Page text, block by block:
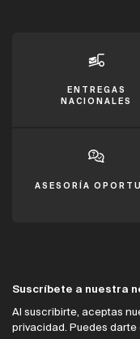
ENTREGAS
NACIONALES
ASESORÍA
Suscríbete a nuestra
Al suscribirte, aceptas
privacidad. Puedes darte